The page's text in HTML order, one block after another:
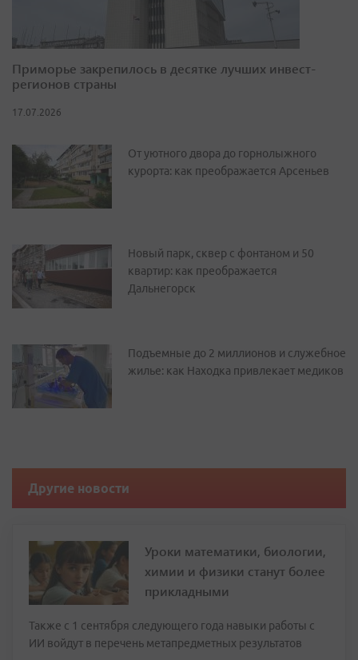
Приморье закрепилось в десятке лучших инвест-
регионов страны
17.07.2026
От уютного двора до горнолыжного
курорта: как преображается Арсеньев
Новый парк, сквер с фонтаном и 50
квартир: как преображается
Дальнегорск
Подъемные до 2 миллионов и служебное
жилье: как Находка привлекает медиков
Другие новости
Уроки математики, биологии,
химии и физики станут более
прикладными
Также с 1 сентября следующего года навыки работы с
ИИ войдут в перечень метапредметных результатов